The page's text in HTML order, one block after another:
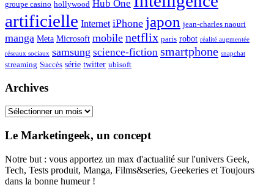
groupe casino hollywood Hub One
artificielle Internet iPhone japon jean-charles naouri
manga Meta Microsoft mobile netflix paris robot réalité augmentée
réseaux sociaux samsung science-fiction smartphone snapchat
streaming Succès série twitter ubisoft
Archives
Archives
Le Marketingeek, un concept
Notre but : vous apportez un max d'actualité sur l'univers Geek,
Tech, Tests produit, Manga, Films&series, Geekeries et Toujours
dans la bonne humeur !